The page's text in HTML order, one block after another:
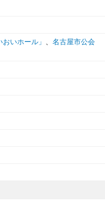
いホール」 、 名古屋市公会